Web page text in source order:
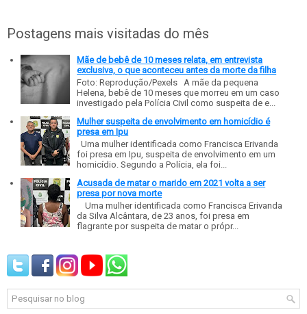
Postagens mais visitadas do mês
Mãe de bebê de 10 meses relata, em entrevista
exclusiva, o que aconteceu antes da morte da filha
Foto: Reprodução/Pexels A mãe da pequena
Helena, bebê de 10 meses que morreu em um caso
investigado pela Polícia Civil como suspeita de e...
Mulher suspeita de envolvimento em homicídio é
presa em Ipu
Uma mulher identificada como Francisca Erivanda
foi presa em Ipu, suspeita de envolvimento em um
homicídio. Segundo a Polícia, ela foi...
Acusada de matar o marido em 2021 volta a ser
presa por nova morte
Uma mulher identificada como Francisca Erivanda
da Silva Alcântara, de 23 anos, foi presa em
flagrante por suspeita de matar o própr...